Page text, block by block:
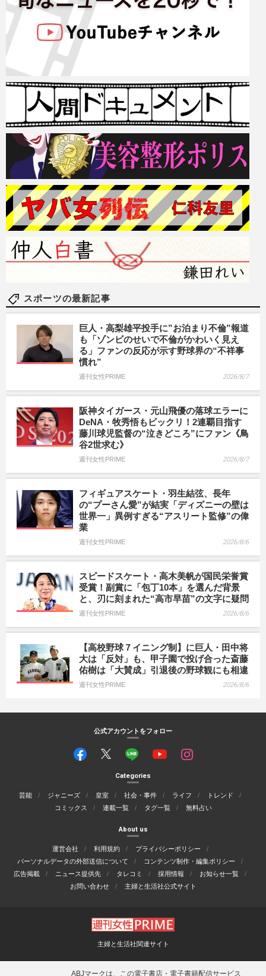
スポーツの最新記事
巨人・高梨雄平投手に”お泊まり不倫”報道
も「ゾンビのせいで不倫がかわいく見え
る」ファンの反応が示す野球界の“不祥事
慣れ”
週刊女性PRIME 2026/8/7
阪神タイガース・元山飛優の落球エラーに
DeNA・牧秀悟もビックリ！2連覇目指す
藤川球児監督の“泣きどころ”にファン《鳥
谷2世求む》
週刊女性PRIME 2026/8/7
フィギュアスケート・羽生結弦、長年
の“プーさん愛”が結実「ディズニーの壁は
世界一」異例すぎる“アスリート監修”の偉
業
週刊女性PRIME 2026/8/6
スピードスケート・高木美帆が国民栄誉賞
受賞！副賞に「包丁10本」を選んだ背景
と、刃に刻まれた“高市早苗”の文字に疑問
週刊女性PRIME 2026/8/6
【高校野球７イニング制】に巨人・田中将
大は「反対」も、甲子園で投げ合った斎藤
佑樹は「大賛成」引退後の野球観にも相違
週刊女性PRIME 2026/8/6
公式アカウントをフォロー
Categories
芸能 ジャニーズ 皇室 社会・事件 ライフ
トレンド
コミックス
連載一覧 タグ一覧 無料占い
About us
運営会社 利用規約
プライバシーポリシー
パーソナルデータの外部送信について
コンテンツ制作・編集ポリシー
広告掲載
ニュース提供先 タレコミ 採用情報
お知らせ一覧
お問い合わせ
主婦と生活社公式サイト
主婦と生活社関連サイト
ABJマークは、この電子書店・電子書籍配信サービス